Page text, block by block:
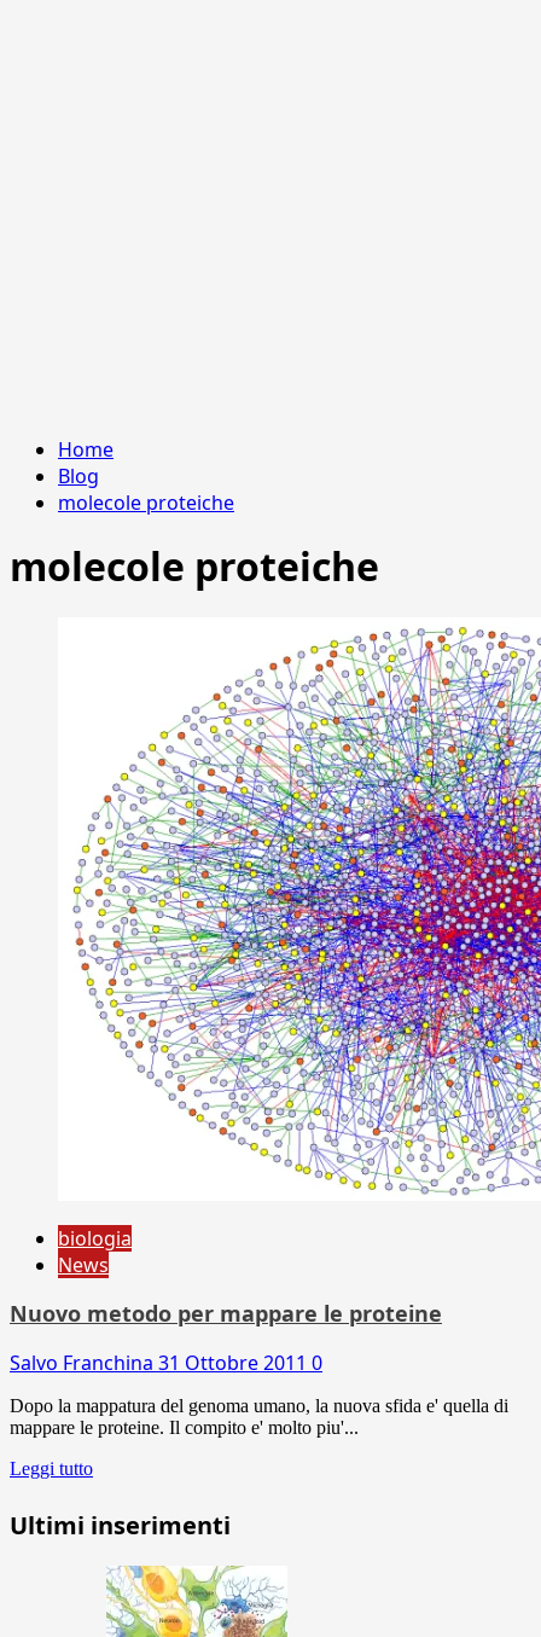
Home
Blog
molecole proteiche
molecole proteiche
biologia
News
Nuovo metodo per mappare le proteine
Salvo Franchina 31 Ottobre 2011 0
Dopo la mappatura del genoma umano, la nuova sfida e' quella di
mappare le proteine. Il compito e' molto piu'...
Leggi tutto
Ultimi inserimenti